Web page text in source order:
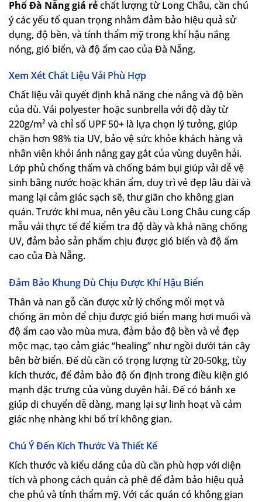
Phố Đà Nẵng giá rẻchất lượng từ Long Châu, cần chú
ý các yếu tố quan trọng nhằm đảm bảo hiệu quả sử
dụng, độ bền, và tính thẩm mỹ trong khí hậu nắng
nóng, gió biển, và độ ẩm cao của Đà Nẵng.
Xem Xét Chất Liệu Vải Phù Hợp
Chất liệu vải quyết định khả năng che nắng và độ bền
của dù. Vải polyester hoặc sunbrella với độ dày từ
220g/m² và chỉ số UPF 50+ là lựa chọn lý tưởng, giúp
chặn hơn 98% tia UV, bảo vệ sức khỏe khách hàng và
nhân viên khỏi ánh nắng gay gắt của vùng duyên hải.
Lớp phủ chống thấm và chống bám bụi giúp vải dễ vệ
sinh bằng nước hoặc khăn ẩm, duy trì vẻ đẹp lâu dài và
mang lại cảm giác sạch sẽ, thư giãn cho không gian
quán. Trước khi mua, nên yêu cầu Long Châu cung cấp
mẫu vải thực tế để kiểm tra độ dày và khả năng chống
UV, đảm bảo sản phẩm chịu được gió biển và độ ẩm
cao của Đà Nẵng.
Đảm Bảo Khung Dù Chịu Được Khí Hậu Biển
Thân và nan gỗ cần được xử lý chống mối mọt và
chống ăn mòn để chịu được gió biển mang hơi muối và
độ ẩm cao vào mùa mưa, đảm bảo độ bền và vẻ đẹp
mộc mạc, tạo cảm giác “healing” như ngồi dưới tán cây
bên bờ biển. Đế dù cần có trọng lượng từ 20-50kg, tùy
kích thước, để đảm bảo độ ổn định trong điều kiện gió
mạnh đặc trưng của vùng duyên hải. Đế có bánh xe
giúp di chuyển dễ dàng, mang lại sự linh hoạt và cảm
giác nhẹ nhàng khi bố trí không gian.
Chú Ý Đến Kích Thước Và Thiết Kế
Kích thước và kiểu dáng của dù cần phù hợp với diện
tích và phong cách quán cà phê để đảm bảo hiệu quả
che phủ và tính thẩm mỹ. Với các quán có không gian